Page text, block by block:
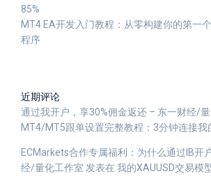
85%
MT4 EA开发入门教程：从零构建你的第一
程序
近期评论
通过我开户，享30%佣金返还 – 东一财经/
MT4/MT5跟单设置完整教程：3分钟连接我
ECMarkets合作专属福利：为什么通过IB开
经/量化工作室 发表在 我的XAUUSD交易模